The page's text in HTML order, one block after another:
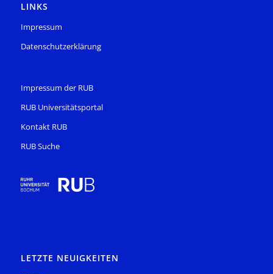
LINKS
Impressum
Datenschutzerklärung
Impressum der RUB
RUB Universitätsportal
Kontakt RUB
RUB Suche
LETZTE NEUIGKEITEN